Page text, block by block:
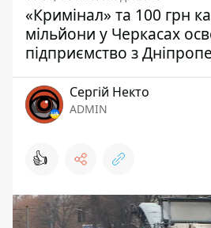
«Кримінал» та 100 грн
мільйони у Черкасах
підприємство з
Сергій Некто
ADMIN
👍